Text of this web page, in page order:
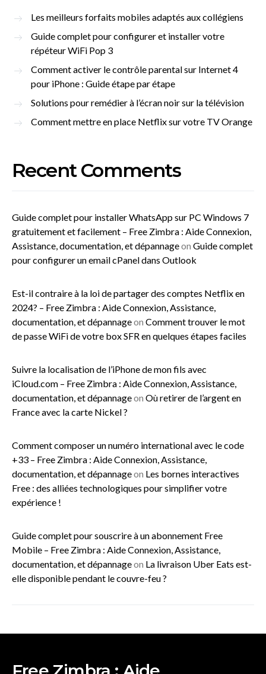
Les meilleurs forfaits mobiles adaptés aux collégiens
Guide complet pour configurer et installer votre
répéteur WiFi Pop 3
Comment activer le contrôle parental sur Internet 4
pour iPhone : Guide étape par étape
Solutions pour remédier à l’écran noir sur la télévision
Comment mettre en place Netflix sur votre TV Orange
Recent Comments
Guide complet pour installer WhatsApp sur PC Windows 7
gratuitement et facilement – Free Zimbra : Aide Connexion,
Assistance, documentation, et dépannageon Guide complet
pour configurer un email cPanel dans Outlook
Est-il contraire à la loi de partager des comptes Netflix en
2024? – Free Zimbra : Aide Connexion, Assistance,
documentation, et dépannageon Comment trouver le mot
de passe WiFi de votre box SFR en quelques étapes faciles
Suivre la localisation de l’iPhone de mon fils avec
iCloud.com – Free Zimbra : Aide Connexion, Assistance,
documentation, et dépannageon Où retirer de l’argent en
France avec la carte Nickel ?
Comment composer un numéro international avec le code
+33 – Free Zimbra : Aide Connexion, Assistance,
documentation, et dépannageon Les bornes interactives
Free : des alliées technologiques pour simplifier votre
expérience !
Guide complet pour souscrire à un abonnement Free
Mobile – Free Zimbra : Aide Connexion, Assistance,
documentation, et dépannageon La livraison Uber Eats est-
elle disponible pendant le couvre-feu ?